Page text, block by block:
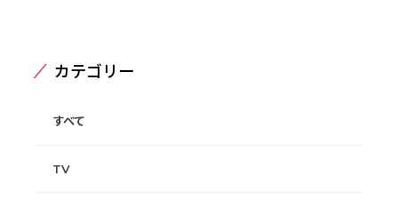
カテゴリー
すべて
TV